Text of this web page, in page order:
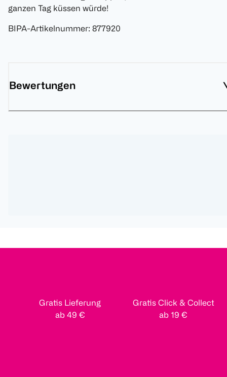
ganzen Tag küssen würde!
BIPA-Artikelnummer: 877920
Bewertungen
Gratis Lieferung
ab 49 €
Gratis Click & Collect
ab 19 €